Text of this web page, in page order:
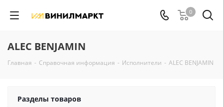
0
ALEC BENJAMIN
Главная - Справочная информация - Исполнители - ALEC BENJAMIN
Разделы товаров